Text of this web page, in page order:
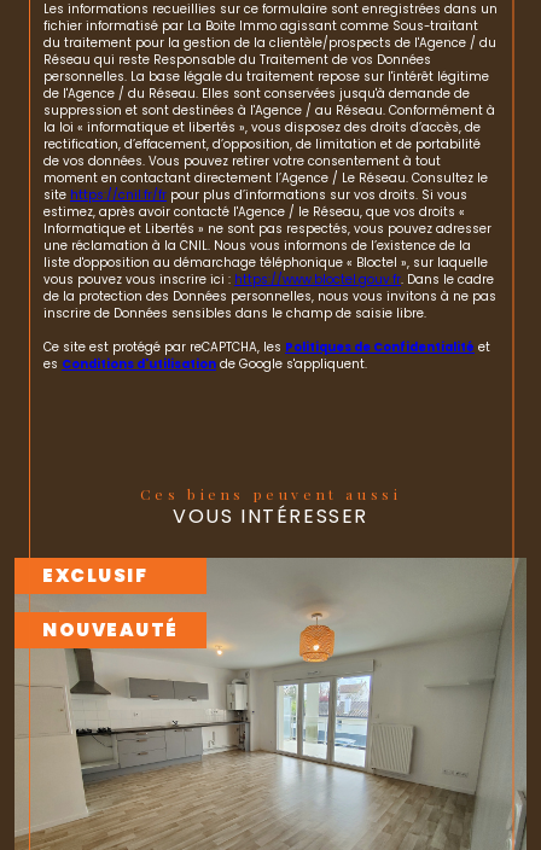
Les informations recueillies sur ce formulaire sont enregistrées dans un
fichier informatisé par La Boite Immo agissant comme Sous-traitant
du traitement pour la gestion de la clientèle/prospects de l'Agence / du
Réseau qui reste Responsable du Traitement de vos Données
personnelles. La base légale du traitement repose sur l'intérêt légitime
de l'Agence / du Réseau. Elles sont conservées jusqu'à demande de
suppression et sont destinées à l'Agence / au Réseau. Conformément à
la loi « informatique et libertés », vous disposez des droits d’accès, de
rectification, d’effacement, d’opposition, de limitation et de portabilité
de vos données. Vous pouvez retirer votre consentement à tout
moment en contactant directement l’Agence / Le Réseau. Consultez le
site https://cnil.fr/fr pour plus d’informations sur vos droits. Si vous
estimez, après avoir contacté l'Agence / le Réseau, que vos droits «
Informatique et Libertés » ne sont pas respectés, vous pouvez adresser
une réclamation à la CNIL. Nous vous informons de l’existence de la
liste d'opposition au démarchage téléphonique « Bloctel », sur laquelle
vous pouvez vous inscrire ici : https://www.bloctel.gouv.fr. Dans le cadre
de la protection des Données personnelles, nous vous invitons à ne pas
inscrire de Données sensibles dans le champ de saisie libre.
Ce site est protégé par reCAPTCHA, les Politiques de Confidentialité et
es Conditions d'utilisation de Google s'appliquent.
Ces biens peuvent aussi
VOUS INTÉRESSER
EXCLUSIF
NOUVEAUTÉ